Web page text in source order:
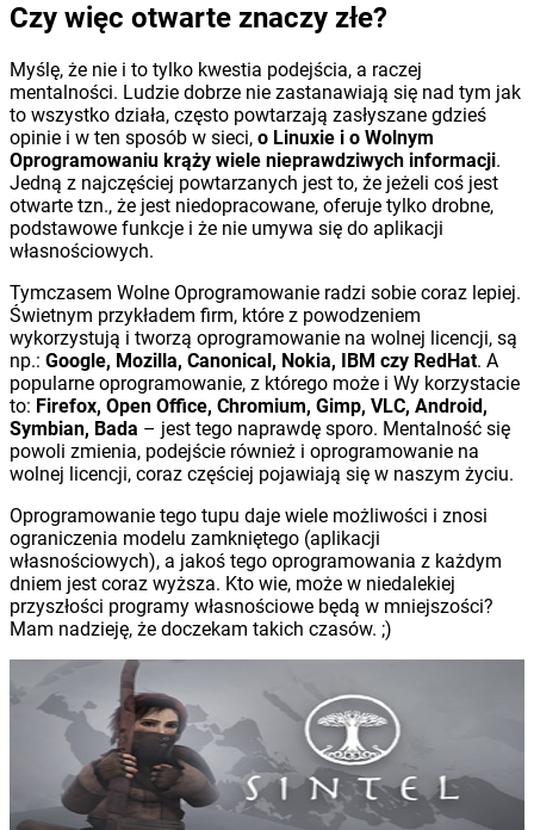
Czy więc otwarte znaczy złe?
Myślę, że nie i to tylko kwestia podejścia, a raczej
mentalności. Ludzie dobrze nie zastanawiają się nad tym jak
to wszystko działa, często powtarzają zasłyszane gdzieś
opinie i w ten sposób w sieci, o Linuxie i o Wolnym
Oprogramowaniu krąży wiele nieprawdziwych informacji.
Jedną z najczęściej powtarzanych jest to, że jeżeli coś jest
otwarte tzn., że jest niedopracowane, oferuje tylko drobne,
podstawowe funkcje i że nie umywa się do aplikacji
własnościowych.
Tymczasem Wolne Oprogramowanie radzi sobie coraz lepiej.
Świetnym przykładem firm, które z powodzeniem
wykorzystują i tworzą oprogramowanie na wolnej licencji, są
np.: Google, Mozilla, Canonical, Nokia, IBM czy RedHat. A
popularne oprogramowanie, z którego może i Wy korzystacie
to: Firefox, Open Office, Chromium, Gimp, VLC, Android,
Symbian, Bada – jest tego naprawdę sporo. Mentalność się
powoli zmienia, podejście również i oprogramowanie na
wolnej licencji, coraz częściej pojawiają się w naszym życiu.
Oprogramowanie tego tupu daje wiele możliwości i znosi
ograniczenia modelu zamkniętego (aplikacji
własnościowych), a jakoś tego oprogramowania z każdym
dniem jest coraz wyższa. Kto wie, może w niedalekiej
przyszłości programy własnościowe będą w mniejszości?
Mam nadzieję, że doczekam takich czasów. ;)